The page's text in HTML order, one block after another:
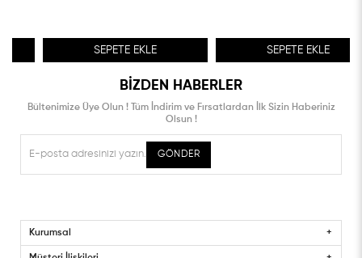
SEPETE EKLE SEPETE EKLE
BIZDEN HABERLER
Bültenimize Üye Olun ! Tüm İndirim ve Fırsatlardan İlk Sizin Haberiniz
Olsun !
GÖNDER
Kurumsal